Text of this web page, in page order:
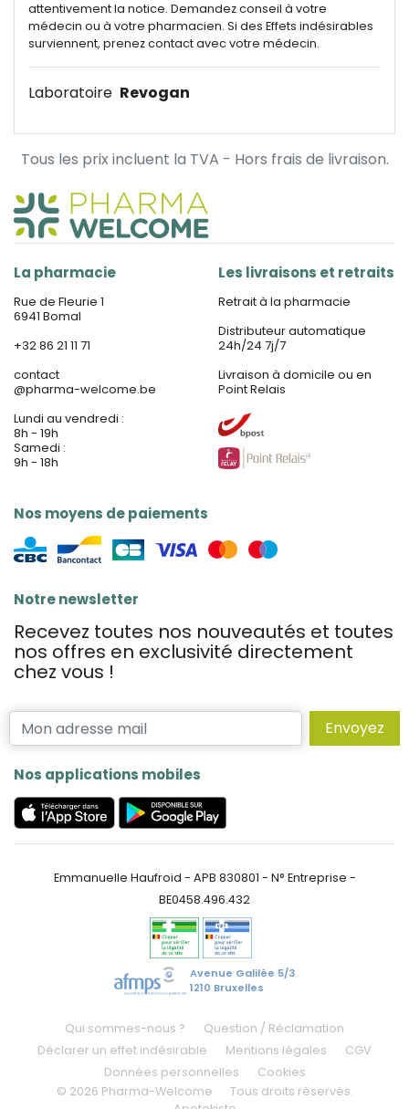
attentivement la notice. Demandez conseil à votre
médecin ou à votre pharmacien. Si des Effets indésirables
surviennent, prenez contact avec votre médecin.
Laboratoire Revogan
Tous les prix incluent la TVA - Hors frais de livraison.
La pharmacie
Rue de Fleurie 1
6941 Bomal
+32 86 21 11 71
contact
@pharma-welcome.be
Lundi au vendredi :
8h - 19h
Samedi :
9h - 18h
Nos moyens de paiements
Les livraisons et retraits
Retrait à la pharmacie
Distributeur automatique
24h/24 7j/7
Livraison à domicile ou en
Point Relais
Notre newsletter
Recevez toutes nos nouveautés et toutes
nos offres en exclusivité directement
chez vous !
Envoyez
Nos applications mobiles
Emmanuelle Haufroid - APB 830801 - N° Entreprise -
BE0458.496.432
Avenue Galilée 5/3
1210 Bruxelles
Qui sommes-nous ?
Question / Réclamation
Déclarer un effet indésirable
Mentions légales
CGV
Données personnelles
Cookies
© 2026 Pharma-Welcome
Tous droits réservés.